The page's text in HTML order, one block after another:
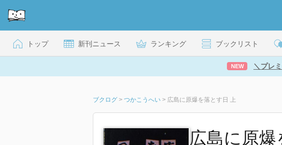
トップ 新刊ニュース ランキング ブックリスト
NEW ＼プレ
ブクログ > つかこうへい > 広島に原爆を落とす日 上
広島に原